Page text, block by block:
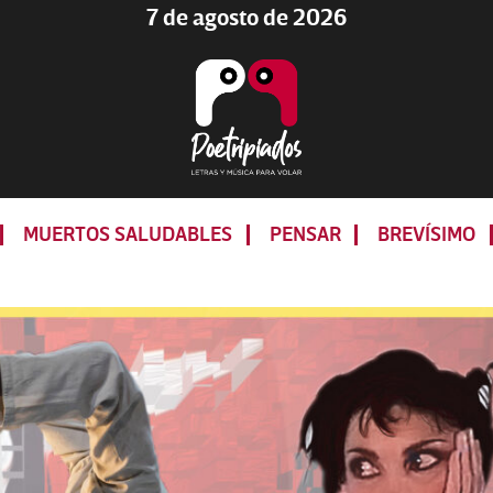
7 de agosto de 2026
LETRAS
Y
PARA
VOLAR
MUERTOS SALUDABLES PENSAR BREVÍSIMO